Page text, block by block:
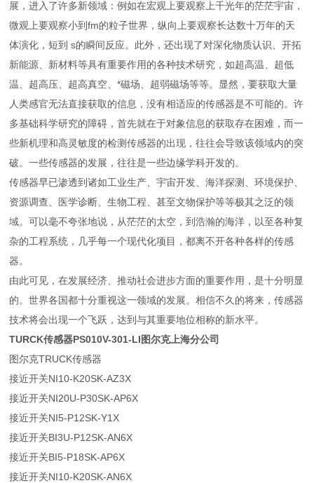
展，进入了许多新领域：例如在宏观上要观察上千光年的茫茫宇宙，
微观上要观察小到fm的粒子世界，纵向上要观察长达数十万年的天
体演化，短到 s的瞬间反应。此外，还出现了对深化物质认识、开拓
新能源、新材料等具有重要作用的各种技术研究，如超高温、超低
温、超高压、超高真空、*磁场、超弱磁场等等。显然，要获取大量
人类感官无法直接获取的信息，没有相适应的传感器是不可能的。许
多基础科学研究的障碍，首先就在于对象信息的获取存在困难，而一
些新机理和高灵敏度的检测传感器的出现，往往会导致该领域内的突
破。一些传感器的发展，往往是一些边缘学科开发的。
传感器早已渗透到诸如工业生产、宇宙开发、海洋探测、环境保护、
资源调查、医学诊断、生物工程、甚至文物保护等等极其之泛的领
域。可以毫不夸张地说，从茫茫的太空，到浩瀚的海洋，以至各种复
杂的工程系统，几乎每一个现代化项目，都离不开各种各样的传感
器。
由此可见，在发展经济、推动社会进步方面的重要作用，是十分明显
的。世界各国都十分重视这一领域的发展。相信不久的将来，传感器
技术将会出现一个飞跃，达到与其重要地位相称的新水平。
TURCK传感器PS010V-301-LI图尔克上海分公司
图尔克TRUCK传感器
接近开关NI10-K20SK-AZ3X
接近开关NI20U-P30SK-AP6X
接近开关NI5-P12SK-Y1X
接近开关BI3U-P12SK-AN6X
接近开关BI5-P18SK-AP6X
接近开关NI10-K20SK-AN6X